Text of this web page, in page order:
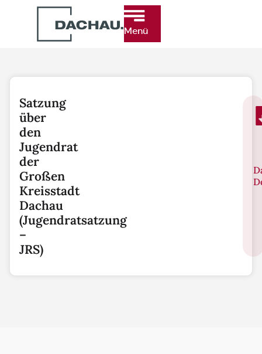
Menü
Satzung
über
den
Jugendrat
der
Großen
Kreisstadt
Dachau
(Jugendratsatzung
–
JRS)